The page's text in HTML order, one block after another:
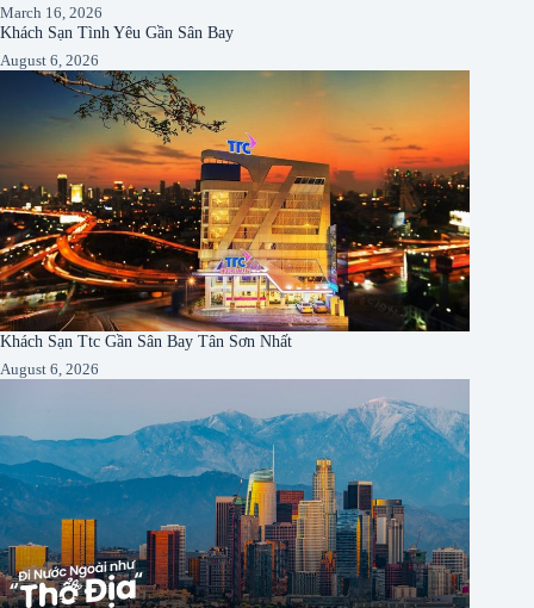
March 16, 2026
Khách Sạn Tình Yêu Gần Sân Bay
August 6, 2026
Khách Sạn Ttc Gần Sân Bay Tân Sơn Nhất
August 6, 2026